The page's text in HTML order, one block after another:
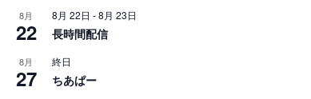
8月
22
8月 22日 -8月 23日
長時間配信
8月
27
終日
ちあぱー